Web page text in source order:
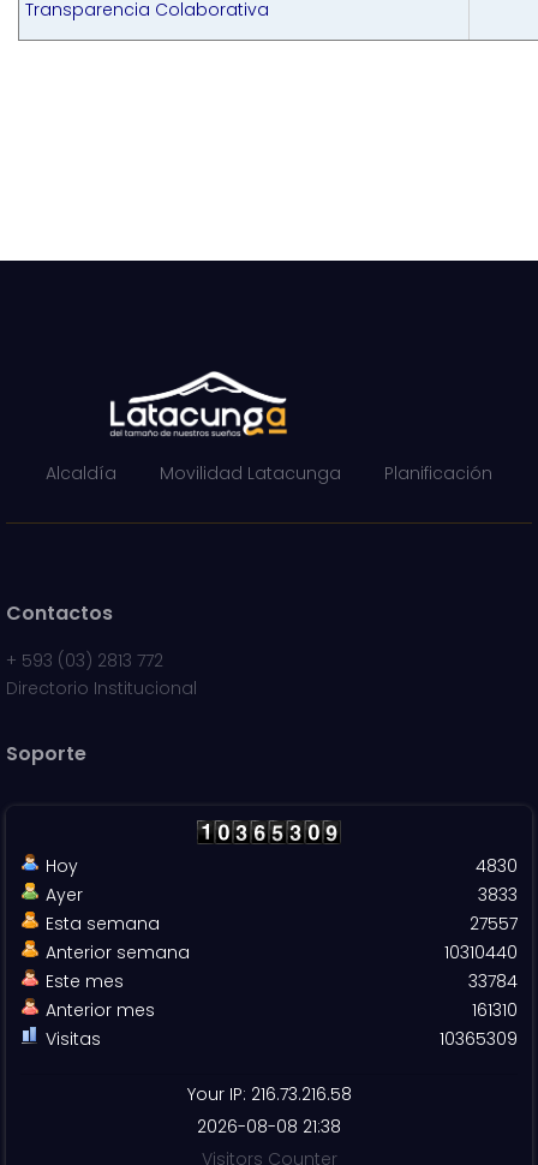
Transparencia Colaborativa
Alcaldía Movilidad Latacunga Planificación
Contactos
+ 593 (03) 2813 772
Directorio Institucional
Soporte
Hoy
Ayer
Esta semana
Anterior semana
Este mes
Anterior mes
Visitas
4830
3833
27557
10310440
33784
161310
10365309
Your IP: 216.73.216.58
2026-08-08 21:38
Visitors Counter